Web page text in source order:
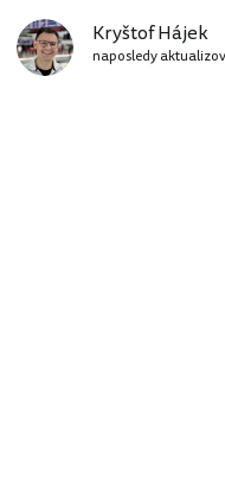
Kryštof Hájek
naposledy